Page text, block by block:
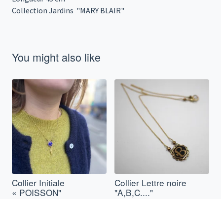
Collection Jardins "MARY BLAIR"
You might also like
Collier Initiale
« POISSON"
Collier Lettre noire
"A,B,C...."